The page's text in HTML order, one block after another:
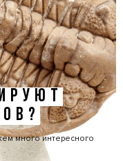
много интересного